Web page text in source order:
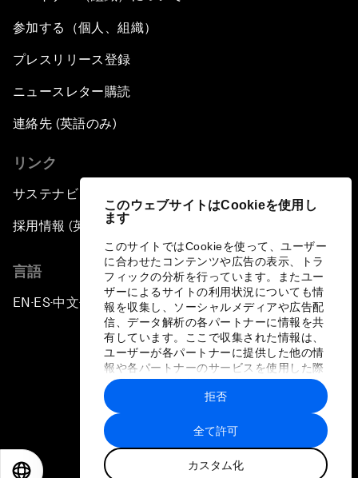
このウェブサイトはCookieを使用し
ます
このサイトではCookieを使って、ユーザー
に合わせたコンテンツや広告の表示、トラ
フィックの分析を行っています。またユー
ザーによるサイトの利用状況についても情
報を収集し、ソーシャルメディアや広告配
信、データ解析の各パートナーに情報を共
有しています。ここで収集された情報は、
ユーザーが各パートナーに提供した他の情
報や各パートナーのサービスを使用した際
に収集された情報と組み合わされ、各パー
トナーによって使用されることがありま
す。
全て許可
カスタム化
拒否
参加する（個人、組織）
プレスリリース登録
ニュースレター購読
連絡先 (英語のみ)
リンク
サステナビリティへの取り組み
採用情報 (英語のみ)
言語
EN ▪ ES▪中文▪ 日本語
プライバシーポリシーと利用規約
サイトマップ
©
世界経済フォーラム